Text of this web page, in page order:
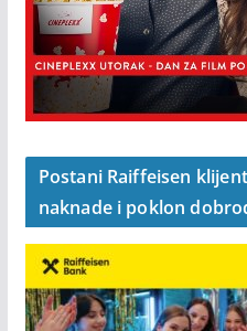
Postani Raiffeisen klijent
naknade i poklon